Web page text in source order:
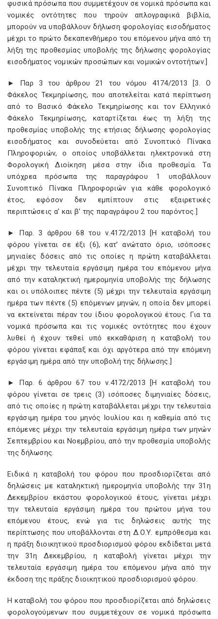
φυσικά πρόσωπα που συμμετέχουν σε νομικά πρόσωπα και
νομικές οντότητες που τηρούν απλογραφικά βιβλία,
μπορούν να υποβάλλουν δήλωση φορολογίας εισοδήματος
μέχρι το πρώτο δεκαπενθήμερο του επόμενου μήνα από τη
λήξη της προθεσμίας υποβολής της δήλωσης φορολογίας
εισοδήματος νομικών προσώπων και νομικών οντοτήτων.]
► Παρ 3 του άρθρου 21 του νόμου 4174/2013 [3. Ο
Φάκελος Τεκμηρίωσης, που αποτελείται κατά περίπτωση
από το Βασικό Φάκελο Τεκμηρίωσης και τον Ελληνικό
Φάκελο Τεκμηρίωσης, καταρτίζεται έως τη λήξη της
προθεσμίας υποβολής της ετήσιας δήλωσης φορολογίας
εισοδήματος και συνοδεύεται από Συνοπτικό Πίνακα
Πληροφοριών, ο οποίος υποβάλλεται ηλεκτρονικά στη
Φορολογική Διοίκηση μέσα στην ίδια προθεσμία. Τα
υπόχρεα πρόσωπα της παραγράφου 1 υποβάλλουν
Συνοπτικό Πίνακα Πληροφοριών για κάθε φορολογικό
έτος, εφόσον δεν εμπίπτουν στις εξαιρετικές
περιπτώσεις α’ και β’ της παραγράφου 2 του παρόντος.]
► Παρ. 3 άρθρου 68 του ν.4172/2013 [Η καταβολή του
φόρου γίνεται σε έξι (6), κατ’ ανώτατο όριο, ισόποσες
μηνιαίες δόσεις από τις οποίες η πρώτη καταβάλλεται
μέχρι την τελευταία εργάσιμη ημέρα του επόμενου μήνα
από την καταληκτική ημερομηνία υποβολής της δήλωσης
και οι υπόλοιπες πέντε (5) μέχρι την τελευταία εργάσιμη
ημέρα των πέντε (5) επόμενων μηνών, η οποία δεν μπορεί
να εκτείνεται πέραν του ίδιου φορολογικού έτους. Για τα
νομικά πρόσωπα και τις νομικές οντότητες που έχουν
λυθεί ή έχουν τεθεί υπό εκκαθάριση η καταβολή του
φόρου γίνεται εφάπαξ και όχι αργότερα από την επόμενη
εργάσιμη ημέρα από την υποβολή της δήλωσης.]
► Παρ. 6 άρθρου 67 του ν.4172/2013 [Η καταβολή του
φόρου γίνεται σε τρεις (3) ισόποσες διμηνιαίες δόσεις,
από τις οποίες η πρώτη καταβάλλεται μέχρι την τελευταία
εργάσιμη ημέρα του μηνός Ιουλίου και η καθεμία από τις
επόμενες μέχρι την τελευταία εργάσιμη ημέρα των μηνών
Σεπτεμβρίου και Νοεμβρίου, από την προθεσμία υποβολής
της δήλωσης.
Ειδικά η καταβολή του φόρου που προσδιορίζεται από
δηλώσεις με καταληκτική ημερομηνία υποβολής την 31η
Δεκεμβρίου εκάστου φορολογικού έτους, γίνεται μέχρι
την τελευταία εργάσιμη ημέρα του πρώτου μήνα του
επόμενου έτους, ενώ για τις δηλώσεις αυτής της
περίπτωσης που υποβάλλονται στη Δ.Ο.Υ. εμπρόθεσμα και
η πράξη διοικητικού προσδιορισμού φόρου εκδίδεται μετά
την 31η Δεκεμβρίου, η καταβολή γίνεται μέχρι την
τελευταία εργάσιμη ημέρα του επόμενου μήνα από την
έκδοση της πράξης διοικητικού προσδιορισμού φόρου.
Η καταβολή του φόρου που προσδιορίζεται από δηλώσεις
φορολογούμενων που συμμετέχουν σε νομικά πρόσωπα